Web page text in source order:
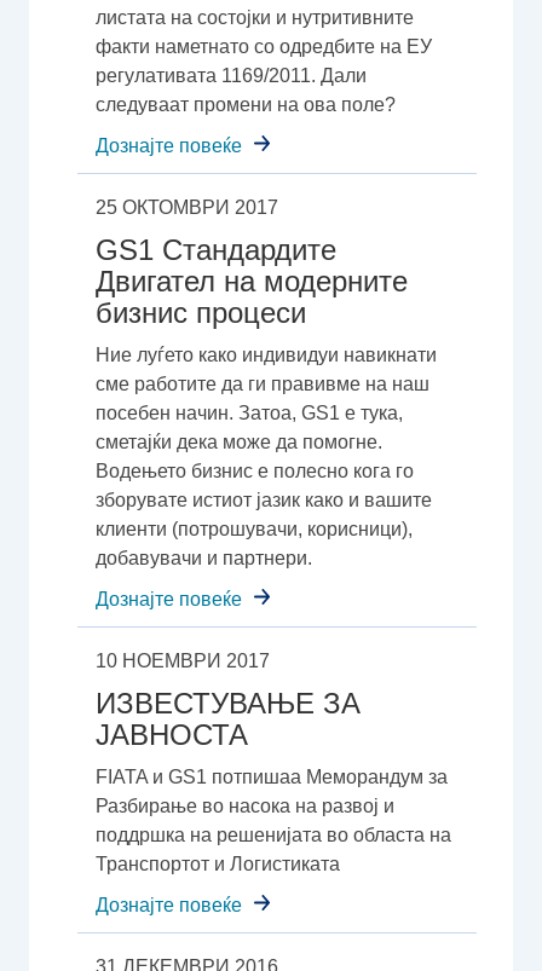
листата на состојки и нутритивните
факти наметнато со одредбите на ЕУ
регулативата 1169/2011. Дали
следуваат промени на ова поле?
Дознајте повеќе
25 ОКТОМВРИ 2017
GS1 Стандардите
Двигател на модерните
бизнис процеси
Ние луѓето како индивидуи навикнати
сме работите да ги правивме на наш
посебен начин. Затоа, GS1 e тука,
сметајќи дека може да помогне.
Водењето бизнис е полесно кога го
зборувате истиот јазик како и вашите
клиенти (потрошувачи, корисници),
добавувачи и партнери.
Дознајте повеќе
10 НОЕМВРИ 2017
ИЗВЕСТУВАЊЕ ЗА
ЈАВНОСТА
FIATA и GS1 потпишаа Меморандум за
Разбирање во насока на развој и
поддршка на решенијата во областа на
Транспортот и Логистиката
Дознајте повеќе
31 ДЕКЕМВРИ 2016